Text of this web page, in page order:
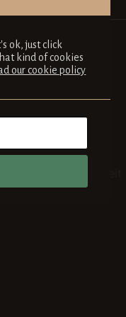
sich an
Shop ist in Arbeit
ok, just click
kind of cookies
our cookie policy